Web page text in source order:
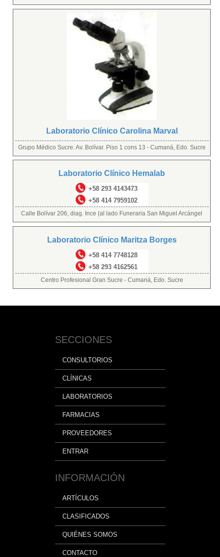
Laboratorio Clínico Carolina Marval
Grupo Médico Sucre. Av. Bolívar. Piso 1 cons 13 - Cumaná, Edo. Sucre
Laboratorio Clínico Hemalab
+58 293 4143473
+58 414 7959102
Calle Bolívar 206, diag. Ince (al lado Funeraria San Miguel Arcángel
Laboratorio Clínico Maritza Borges
+58 414 7748128
+58 293 4162561
Centro Profesional Gran Sucre - Cumaná, Edo. Sucre
SECCIONES
CONSULTORIOS
CLÍNICAS
LABORATORIOS
FARMACIAS
PROVEEDORES
ENTRAR
INFORMACIÓN
ARTÍCULOS
CLASIFICADOS
QUIÉNES SOMOS
CONTACTO